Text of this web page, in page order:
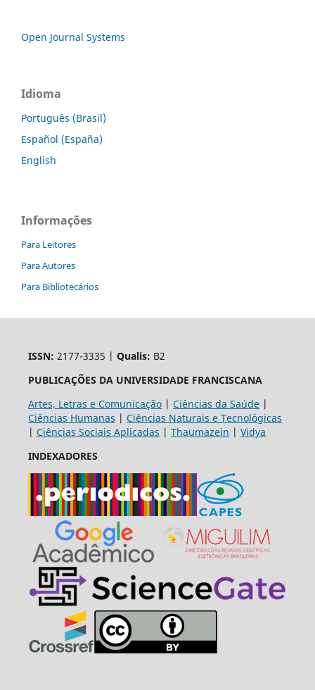
Open Journal Systems
Idioma
Português (Brasil)
Español (España)
English
Informações
Para Leitores
Para Autores
Para Bibliotecários
ISSN: 2177-3335 | Qualis: B2
PUBLICAÇÕES DA UNIVERSIDADE FRANCISCANA
Artes, Letras e Comunicação| Ciências da Saúde|
Ciências Humanas | Ciências Naturais e Tecnológicas
| Ciências Sociais Aplicadas | Thaumazein | Vidya
INDEXADORES